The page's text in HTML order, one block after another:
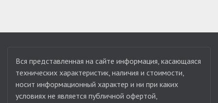
Вся представленная на сайте информация, касающаяся
технических характеристик, наличия и стоимости,
носит информационный характер и ни при каких
условиях не является публичной офертой,